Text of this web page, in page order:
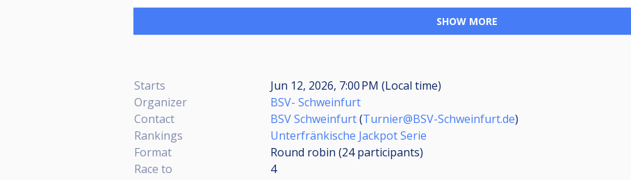
SHOW MORE
Starts
Jun 12, 2026, 7:00 PM (Local time)
Organizer
BSV- Schweinfurt
Contact
BSV Schweinfurt(Turnier@BSV-Schweinfurt.de)
Rankings
Unterfränkische Jackpot Serie
Format
Round robin (24participants)
Race to
4